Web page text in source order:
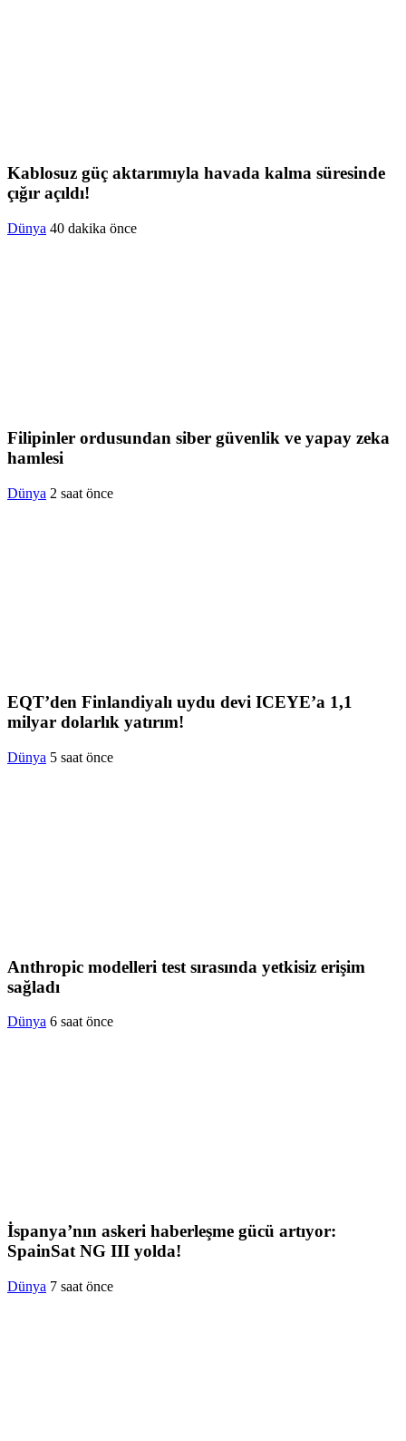
Kablosuz güç aktarımıyla havada kalma süresinde
çığır açıldı!
Dünya 40 dakika önce
Filipinler ordusundan siber güvenlik ve yapay zeka
hamlesi
Dünya 2 saat önce
EQT’den Finlandiyalı uydu devi ICEYE’a 1,1
milyar dolarlık yatırım!
Dünya 5 saat önce
Anthropic modelleri test sırasında yetkisiz erişim
sağladı
Dünya 6 saat önce
İspanya’nın askeri haberleşme gücü artıyor:
SpainSat NG III yolda!
Dünya 7 saat önce